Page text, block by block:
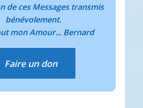
de ces Messages transmis
bénévolement.
mon Amour... Bernard
Faire un don